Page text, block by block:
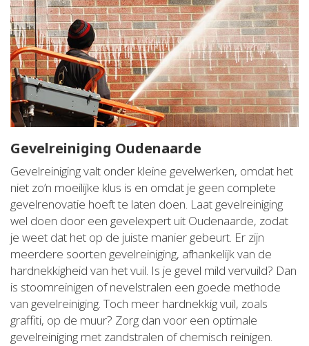
Gevelreiniging Oudenaarde
Gevelreiniging valt onder kleine gevelwerken, omdat het
niet zo’n moeilijke klus is en omdat je geen complete
gevelrenovatie hoeft te laten doen. Laat gevelreiniging
wel doen door een gevelexpert uit Oudenaarde, zodat
je weet dat het op de juiste manier gebeurt. Er zijn
meerdere soorten gevelreiniging, afhankelijk van de
hardnekkigheid van het vuil. Is je gevel mild vervuild? Dan
is stoomreinigen of nevelstralen een goede methode
van gevelreiniging. Toch meer hardnekkig vuil, zoals
graffiti, op de muur? Zorg dan voor een optimale
gevelreiniging met zandstralen of chemisch reinigen.